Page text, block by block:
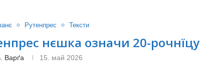
Рутенпрес Тексти
нєшка означи 20-рочнїцу
Варґа 15. май 2026